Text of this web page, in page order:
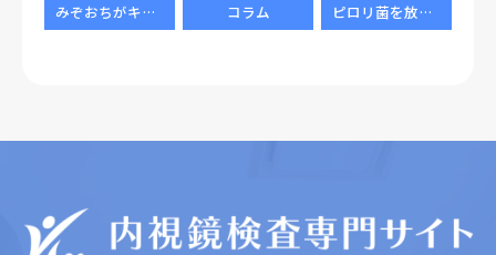
みぞおちがキリキリ痛い…胃潰瘍・十二指腸潰瘍を疑うべき症状と検査方法 コラム ピロリ菌を放置すると胃がんリスクが上がる？検査・除菌の流れを専門医が解説